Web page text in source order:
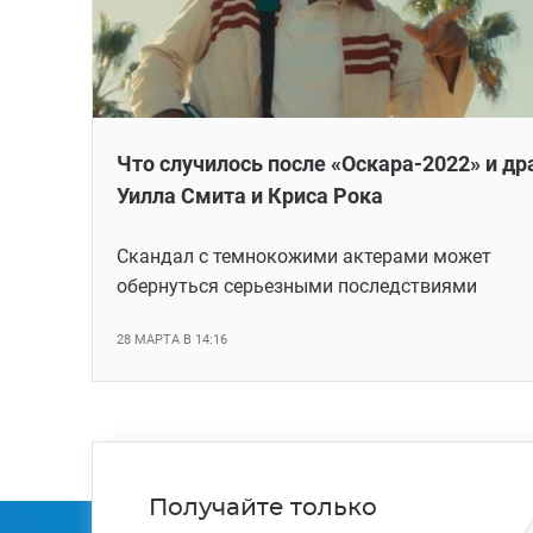
Что случилось после «Оскара-2022» и
Уилла Смита и Криса Рока
Скандал с темнокожими актерами может
обернуться серьезными последствиями
28 МАРТА В 14:16
Получайте только